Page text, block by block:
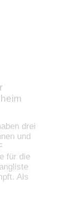
drei
und
für die
Als